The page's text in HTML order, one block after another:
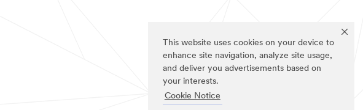
This website uses cookies on your device to
enhance site navigation, analyze site usage,
and deliver you advertisements based on
your interests.
Cookie Notice